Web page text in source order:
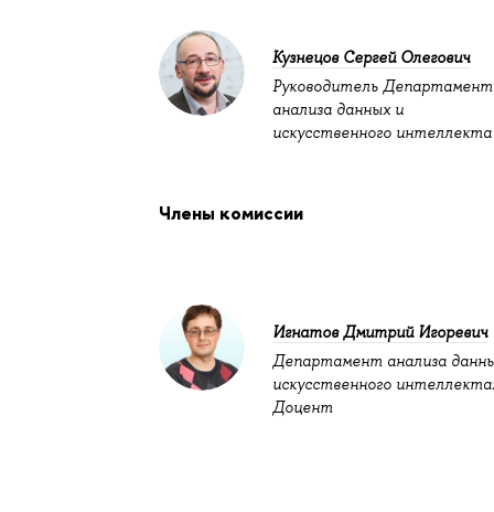
Кузнецов Сергей Олегович
Руководитель
анализа данных и
искусственного интеллекта
Члены комиссии
Игнатов Дмитрий Игоревич
Департамент анализа
искусственного интеллекта:
Доцент